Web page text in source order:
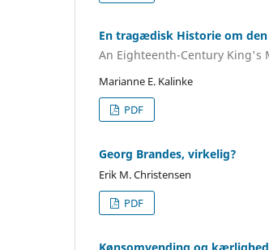
En tragædisk Historie om
An Eighteenth-Century King's
Marianne E. Kalinke
PDF
Georg Brandes, virkelig?
Erik M. Christensen
PDF